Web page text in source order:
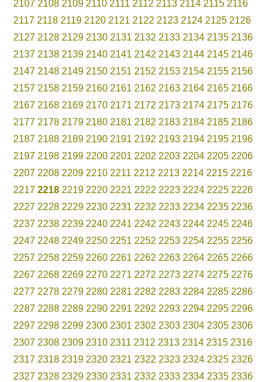
2107 2108 2109 2110 2111 2112 2113 2114 2115 2116
2117 2118 2119 2120 2121 2122 2123 2124 2125 2126
2127 2128 2129 2130 2131 2132 2133 2134 2135 2136
2137 2138 2139 2140 2141 2142 2143 2144 2145 2146
2147 2148 2149 2150 2151 2152 2153 2154 2155 2156
2157 2158 2159 2160 2161 2162 2163 2164 2165 2166
2167 2168 2169 2170 2171 2172 2173 2174 2175 2176
2177 2178 2179 2180 2181 2182 2183 2184 2185 2186
2187 2188 2189 2190 2191 2192 2193 2194 2195 2196
2197 2198 2199 2200 2201 2202 2203 2204 2205 2206
2207 2208 2209 2210 2211 2212 2213 2214 2215 2216
2217 2218 2219 2220 2221 2222 2223 2224 2225 2226
2227 2228 2229 2230 2231 2232 2233 2234 2235 2236
2237 2238 2239 2240 2241 2242 2243 2244 2245 2246
2247 2248 2249 2250 2251 2252 2253 2254 2255 2256
2257 2258 2259 2260 2261 2262 2263 2264 2265 2266
2267 2268 2269 2270 2271 2272 2273 2274 2275 2276
2277 2278 2279 2280 2281 2282 2283 2284 2285 2286
2287 2288 2289 2290 2291 2292 2293 2294 2295 2296
2297 2298 2299 2300 2301 2302 2303 2304 2305 2306
2307 2308 2309 2310 2311 2312 2313 2314 2315 2316
2317 2318 2319 2320 2321 2322 2323 2324 2325 2326
2327 2328 2329 2330 2331 2332 2333 2334 2335 2336